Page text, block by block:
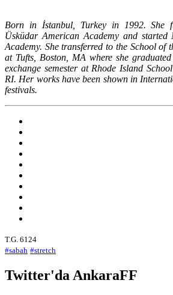
Born in İstanbul, Turkey in 1992. She
Üsküdar American Academy and
Academy. She transferred to the School of
at Tufts, Boston, MA where she
exchange semester at Rhode Island
RI. Her works have been shown in
festivals.
T.G. 6124
#sabah #stretch
Twitter'da AnkaraFF